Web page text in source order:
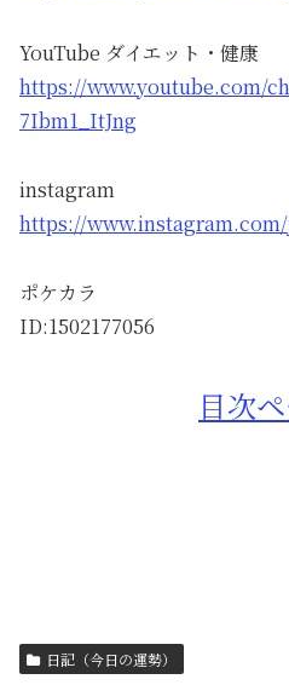
YouTube ダイエット・健康
https://www.youtube.com/
7Ibm1_ItJng
instagram
https://
ポケカラ
ID:1502177056
目次
日記（今日の運勢）